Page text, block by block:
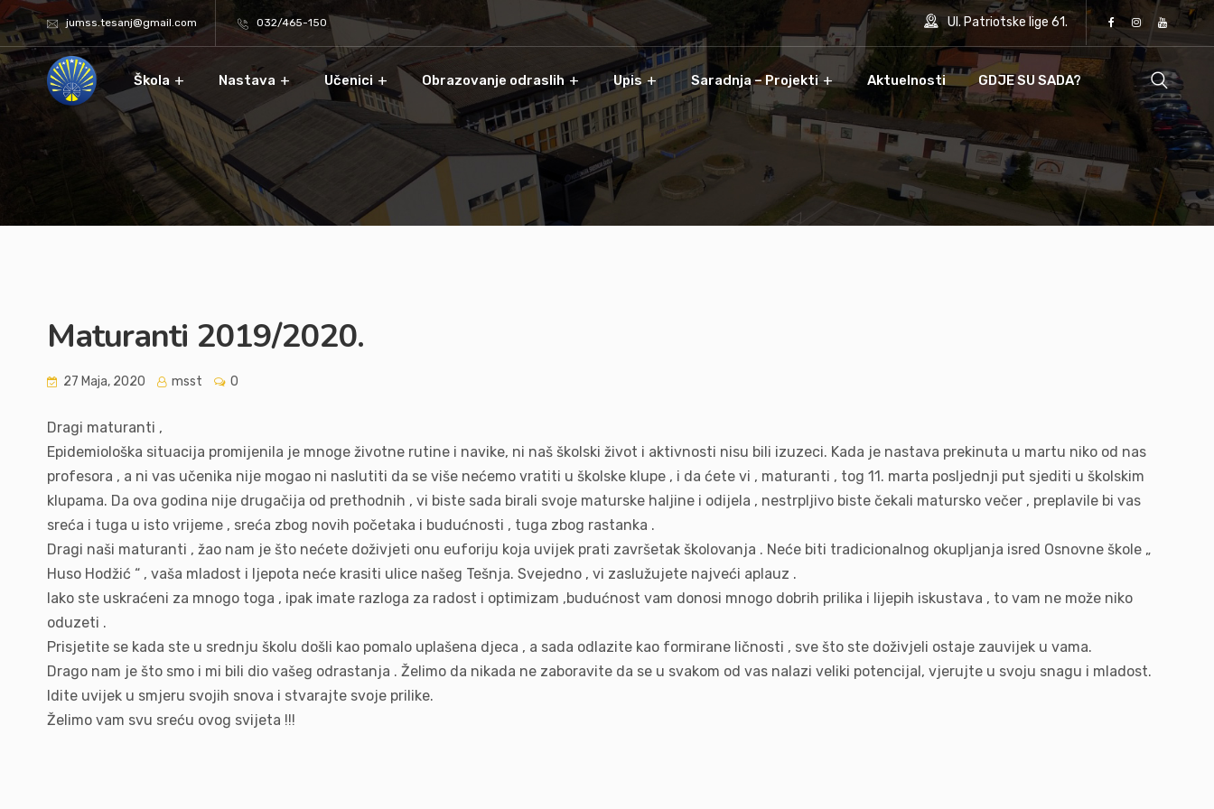
jumss.tesanj@gmail.com 032/465-150 Ul. Patriotske lige 61.
Škola Nastava Učenici Obrazovanje odraslih Upis Saradnja – Projekti Aktuelnosti GDJE SU SADA?
Maturanti 2019/2020.
27 Maja, 2020 msst 0
Dragi maturanti ,
Epidemiološka situacija promijenila je mnoge životne rutine i navike, ni naš školski život i aktivnosti nisu bili izuzeci. Kada je nastava prekinuta u martu niko od nas
profesora , a ni vas učenika nije mogao ni naslutiti da se više nećemo vratiti u školske klupe , i da ćete vi , maturanti , tog 11. marta posljednji put sjediti u školskim
klupama. Da ova godina nije drugačija od prethodnih , vi biste sada birali svoje maturske haljine i odijela , nestrpljivo biste čekali matursko večer , preplavile bi vas
sreća i tuga u isto vrijeme , sreća zbog novih početaka i budućnosti , tuga zbog rastanka .
Dragi naši maturanti , žao nam je što nećete doživjeti onu euforiju koja uvijek prati završetak školovanja . Neće biti tradicionalnog okupljanja isred Osnovne škole „
Huso Hodžić “ , vaša mladost i ljepota neće krasiti ulice našeg Tešnja. Svejedno , vi zaslužujete najveći aplauz .
Iako ste uskraćeni za mnogo toga , ipak imate razloga za radost i optimizam ,budućnost vam donosi mnogo dobrih prilika i lijepih iskustava , to vam ne može niko
oduzeti .
Prisjetite se kada ste u srednju školu došli kao pomalo uplašena djeca , a sada odlazite kao formirane ličnosti , sve što ste doživjeli ostaje zauvijek u vama.
Drago nam je što smo i mi bili dio vašeg odrastanja . Želimo da nikada ne zaboravite da se u svakom od vas nalazi veliki potencijal, vjerujte u svoju snagu i mladost.
Idite uvijek u smjeru svojih snova i stvarajte svoje prilike.
Želimo vam svu sreću ovog svijeta !!!